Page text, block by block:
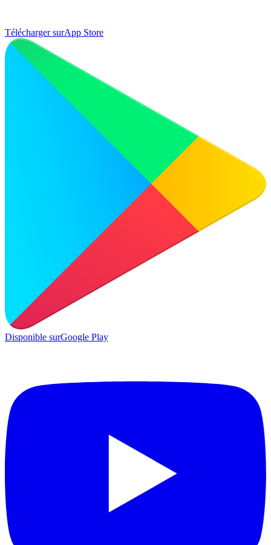
Télécharger surApp Store
Disponible surGoogle Play